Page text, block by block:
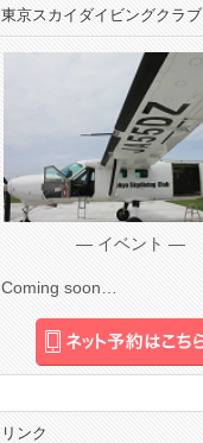
東京スカイダイビングクラブ
— イベント —
Coming soon…
リンク